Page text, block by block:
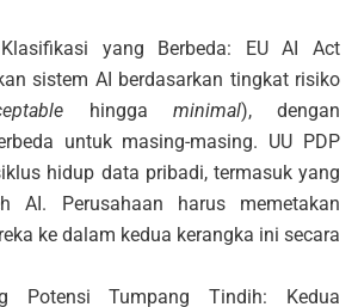
yang Berbeda: EU AI Act
sistem AI berdasarkan tingkat risiko
hingga minimal), dengan
untuk masing-masing. UU PDP
hidup data pribadi, termasuk yang
AI. Perusahaan harus memetakan
ke dalam kedua kerangka ini secara
Potensi Tumpang Tindih: Kedua